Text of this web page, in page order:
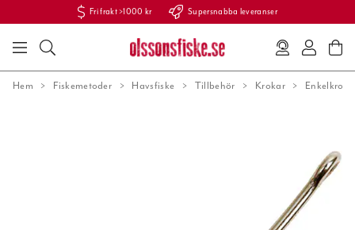
Fri frakt >1000 kr Supersnabba leveranser
Hem Fiskemetoder Havsfiske Tillbehör Krokar Enkelkrok